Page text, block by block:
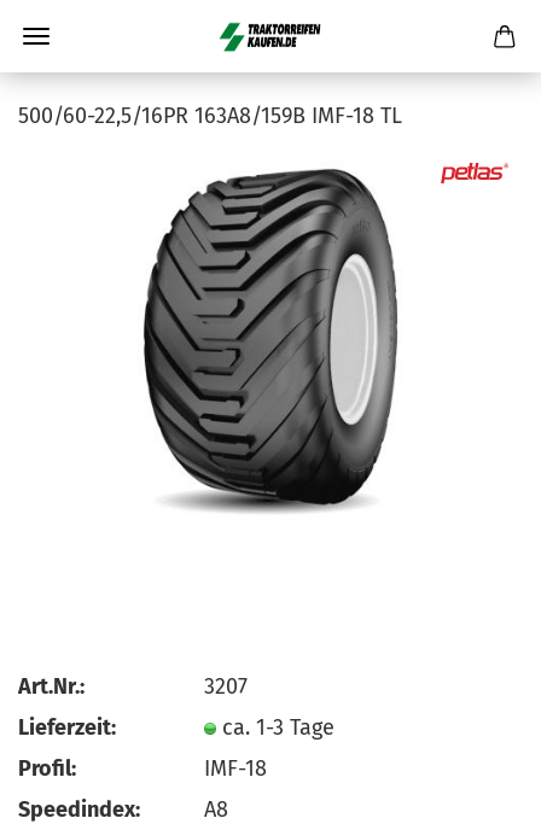
500/60-22,5/16PR 163A8/159B IMF-18 TL
Art.Nr.:
3207
Lieferzeit:
ca. 1-3 Tage
Profil:
IMF-18
Speedindex:
A8